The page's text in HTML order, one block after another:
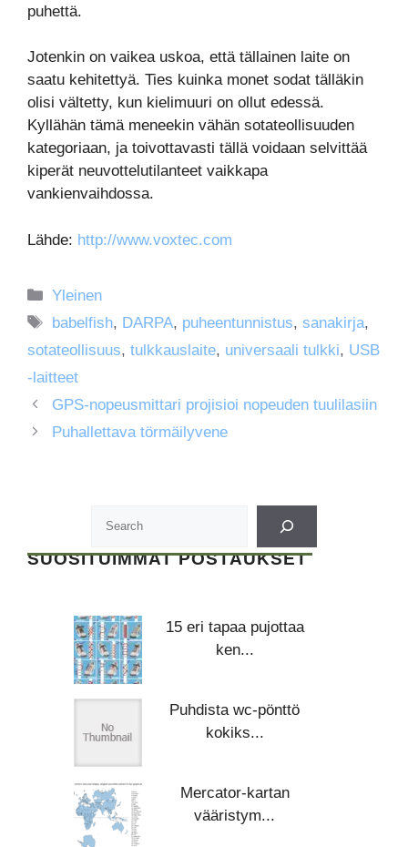
puhettä.
Jotenkin on vaikea uskoa, että tällainen laite on
saatu kehitettyä. Ties kuinka monet sodat tälläkin
olisi vältetty, kun kielimuuri on ollut edessä.
Kyllähän tämä meneekin vähän sotateollisuuden
kategoriaan, ja toivottavasti tällä voidaan selvittää
kiperät neuvottelutilanteet vaikkapa
vankienvaihdossa.
Lähde: http://www.voxtec.com
Kategoriat
Yleinen
Avainsanat
babelfish, DARPA, puheentunnistus,sanakirja,
sotateollisuus, tulkkauslaite, universaali tulkki, USB
-laitteet
GPS-nopeusmittari projisioi nopeuden tuulilasiin
Puhallettava törmäilyvene
SUOSITUIMMAT POSTAUKSET
15 eri tapaa pujottaa
ken...
Puhdista wc-pönttö
kokiks...
Mercator-kartan
vääristym...